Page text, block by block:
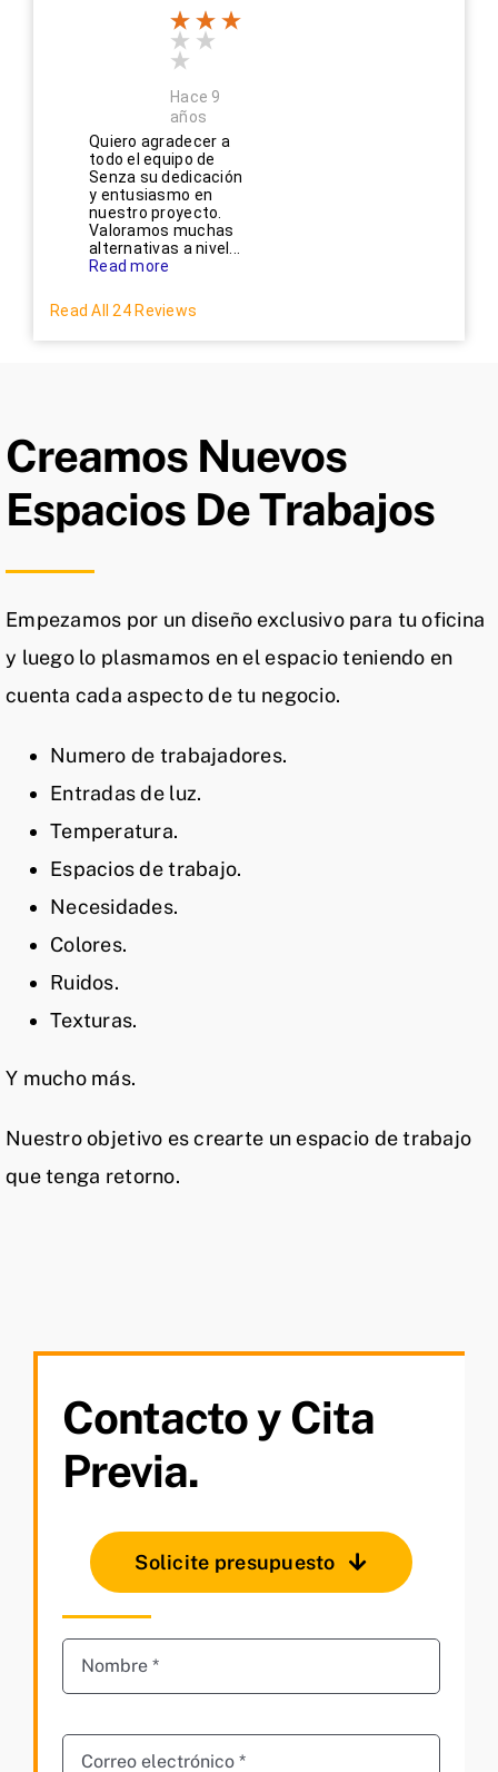
Hace 9
años
Quiero agradecer a
todo el equipo de
Senza su dedicación
y entusiasmo en
nuestro proyecto.
Valoramos muchas
alternativas a nivel...
Read more
Read All 24 Reviews
Creamos Nuevos
Espacios De Trabajos
Empezamos por un diseño exclusivo para tu oficina
y luego lo plasmamos en el espacio teniendo en
cuenta cada aspecto de tu negocio.
Numero de trabajadores.
Entradas de luz.
Temperatura.
Espacios de trabajo.
Necesidades.
Colores.
Ruidos.
Texturas.
Y mucho más.
Nuestro objetivo es crearte un espacio de trabajo
que tenga retorno.
Contacto y Cita
Previa.
Solicite presupuesto